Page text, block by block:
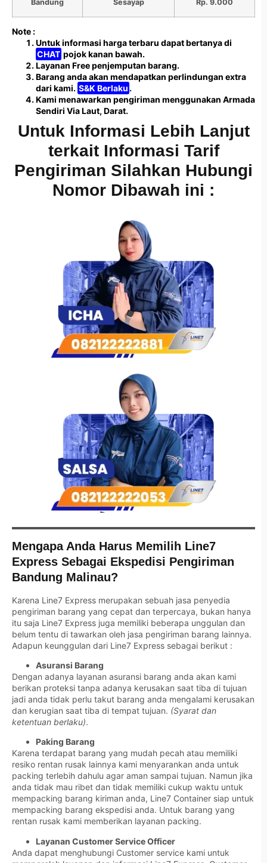
Bandung Sesayap Rp. 9.000
Note :
Untuk informasi harga terbaru dapat bertanya di
CHAT pojok kanan bawah.
Layanan Free penjemputan barang.
Barang anda akan mendapatkan perlindungan extra
dari kami. S&K Berlaku .
Kami menawarkan pengiriman menggunakan Armada
Sendiri Via Laut, Darat.
Untuk Informasi Lebih Lanjut
terkait Informasi Tarif
Pengiriman Silahkan Hubungi
Nomor Dibawah ini :
Mengapa Anda Harus Memilih Line7
Express Sebagai Ekspedisi Pengiriman
Bandung Malinau?
Karena Line7 Express merupakan sebuah jasa penyedia
pengiriman barang yang cepat dan terpercaya, bukan hanya
itu saja Line7 Express juga memiliki beberapa unggulan dan
belum tentu di tawarkan oleh jasa pengiriman barang lainnya.
Adapun keunggulan dari Line7 Express sebagai berikut :
Asuransi Barang
Dengan adanya layanan asuransi barang anda akan kami
berikan proteksi tanpa adanya kerusakan saat tiba di tujuan
jadi anda tidak perlu takut barang anda mengalami kerusakan
dan kerugian saat tiba di tempat tujuan. (Syarat dan
ketentuan berlaku).
Paking Barang
Karena terdapat barang yang mudah pecah atau memiliki
resiko rentan rusak lainnya kami menyarankan anda untuk
packing terlebih dahulu agar aman sampai tujuan. Namun jika
anda tidak mau ribet dan tidak memiliki cukup waktu untuk
mempacking barang kiriman anda, Line7 Container siap untuk
mempacking barang ekspedisi anda. Untuk barang yang
rentan rusak kami memberikan layanan packing.
Layanan Customer Service Officer
Anda dapat menghubungi Customer service kami untuk